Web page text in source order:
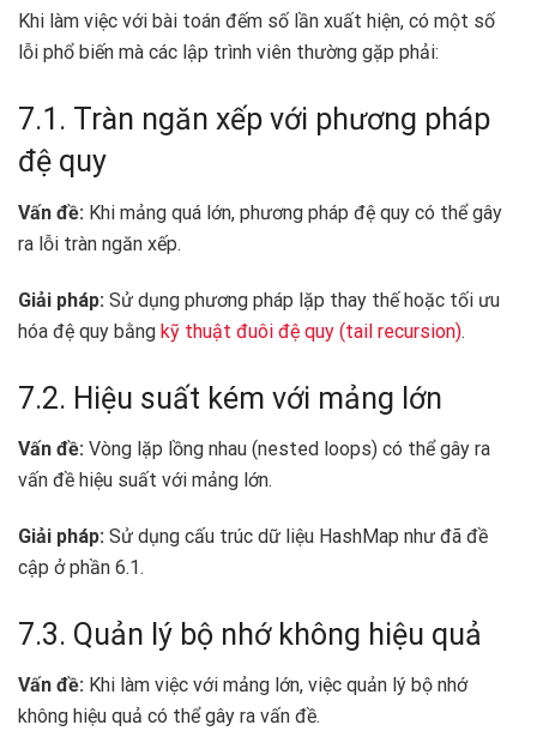
Khi làm việc với bài toán đếm số lần xuất hiện, có một số
lỗi phổ biến mà các lập trình viên thường gặp phải:
7.1. Tràn ngăn xếp với phương pháp
đệ quy
Vấn đề: Khi mảng quá lớn, phương pháp đệ quy có thể gây
ra lỗi tràn ngăn xếp.
Giải pháp: Sử dụng phương pháp lặp thay thế hoặc tối ưu
hóa đệ quy bằng kỹ thuật đuôi đệ quy (tail recursion).
7.2. Hiệu suất kém với mảng lớn
Vấn đề: Vòng lặp lồng nhau (nested loops) có thể gây ra
vấn đề hiệu suất với mảng lớn.
Giải pháp: Sử dụng cấu trúc dữ liệu HashMap như đã đề
cập ở phần 6.1.
7.3. Quản lý bộ nhớ không hiệu quả
Vấn đề: Khi làm việc với mảng lớn, việc quản lý bộ nhớ
không hiệu quả có thể gây ra vấn đề.